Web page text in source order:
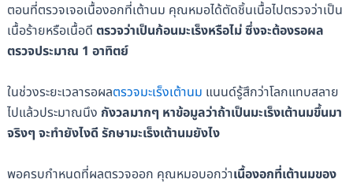
ตอนที่ตรวจเจอเนื้องอกที่เต้านม คุณหมอได้ตัดชิ้นเนื้อไปตรวจว่าเป็น
เนื้อร้ายหรือเนื้อดี ตรวจว่าเป็นก้อนมะเร็งหรือไม่ ซึ่งจะต้องรอผล
ตรวจประมาณ​ 1 อาทิตย์
ในช่วงระยะเวลารอผลตรวจมะเร็งเต้านม แนนด์รู้สึกว่าโลกแทบสลาย
ไปแล้วประมาณนึง กังวลมากๆ หาข้อมูลว่าถ้าเป็นมะเร็งเต้านมขึ้นมา
จริงๆ จะทำยังไงดี รักษามะเร็งเต้านมยังไง
พอครบกำหนดที่ผลตรวจออก คุณหมอบอกว่าเนื้องอกที่เต้านมของ